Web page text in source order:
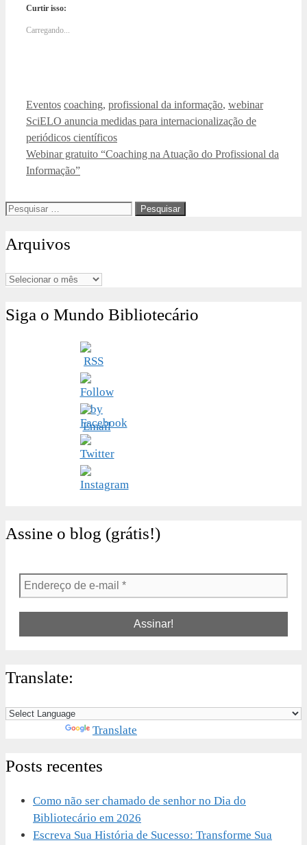
Curtir isso:
Carregando...
Categorias
Eventos Tags
coaching, profissional da informação, webinar
SciELO anuncia medidas para internacionalização de
periódicos científicos
Webinar gratuito “Coaching na Atuação do Profissional da
Informação”
Pesquisar
Arquivos
Arquivos
Siga o Mundo Bibliotecário
Assine o blog (grátis!)
Endereço
de
e-
*
Translate:
Translate
Posts recentes
Como não ser chamado de senhor no Dia do
Bibliotecário em 2026
Escreva Sua História de Sucesso: Transforme Sua